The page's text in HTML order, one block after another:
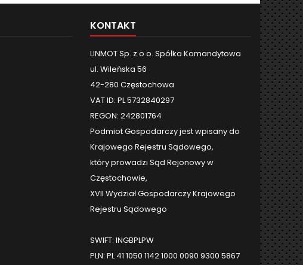
KONTAKT
LINMOT Sp. z o.o. Spółka Komandytowa
ul. Wileńska 56
42-280 Częstochowa
VAT ID: PL 5732840297
REGON: 242801764
Podmiot Gospodarczy jest wpisany do
Krajowego Rejestru Sądowego,
który prowadzi Sąd Rejonowy w
Częstochowie,
XVII Wydział Gospodarczy Krajowego
Rejestru Sądowego
SWIFT: INGBPLPW
PLN: PL 41 1050 1142 1000 0090 9300 5867